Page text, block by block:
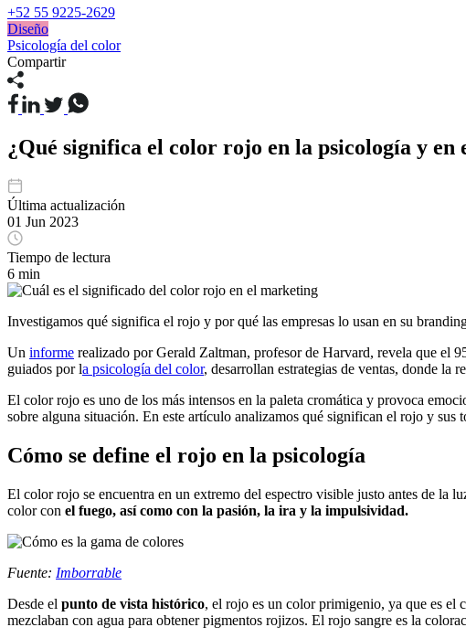
+52 55 9225-2629
Diseño
Psicología del color
Compartir
¿Qué significa el color rojo en la psicología y en
Última actualización
01 Jun 2023
Tiempo de lectura
6 min
Investigamos qué significa el rojo y por qué las empresas lo usan en su
Un informe realizado por Gerald Zaltman, profesor de Harvard, revela que el
guiados por la psicología del color, desarrollan estrategias de ventas, donde la
El color rojo es uno de los más intensos en la paleta cromática y provoca
sobre alguna situación. En este artículo analizamos qué significan el rojo y sus
Cómo se define el rojo en la psicología
El color rojo se encuentra en un extremo del espectro visible justo antes de la
color con el fuego, así como con la pasión, la ira y la impulsividad.
Fuente: Imborrable
Desde el punto de vista histórico, el rojo es un color primigenio, ya que es el
mezclaban con agua para obtener pigmentos rojizos. El rojo sangre es la